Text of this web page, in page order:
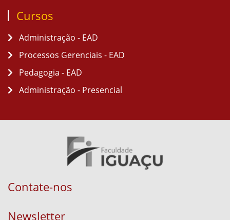
Cursos
Administração - EAD
Processos Gerenciais - EAD
Pedagogia - EAD
Administração - Presencial
Contate-nos
Newsletter